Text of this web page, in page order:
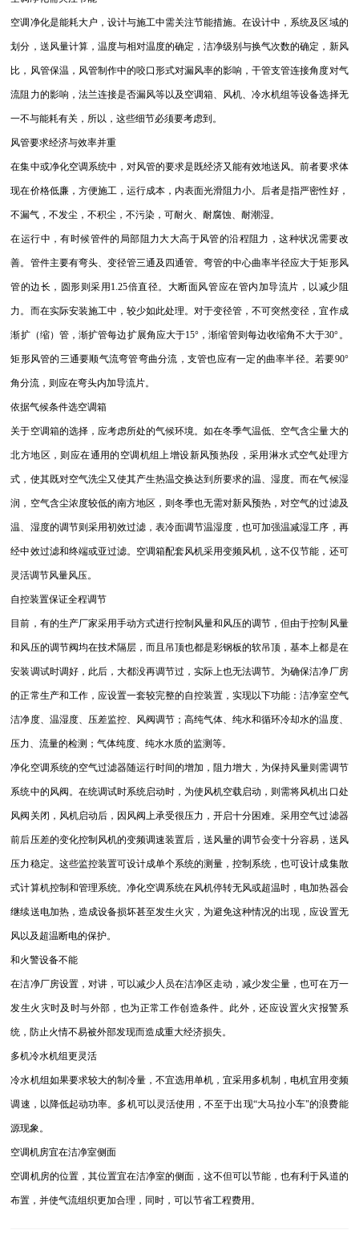
空调净化是能耗大户，设计与施工中需关注节能措施。在设计中，系统及区域的
划分，送风量计算，温度与相对温度的确定，洁净级别与换气次数的确定，新风
比，风管保温，风管制作中的咬口形式对漏风率的影响，干管支管连接角度对气
流阻力的影响，法兰连接是否漏风等以及空调箱、风机、冷水机组等设备选择无
一不与能耗有关，所以，这些细节必须要考虑到。
风管要求经济与效率并重
在集中或净化空调系统中，对风管的要求是既经济又能有效地送风。前者要求体
现在价格低廉，方便施工，运行成本，内表面光滑阻力小。后者是指严密性好，
不漏气，不发尘，不积尘，不污染，可耐火、耐腐蚀、耐潮湿。
在运行中，有时候管件的局部阻力大大高于风管的沿程阻力，这种状况需要改
善。管件主要有弯头、变径管三通及四通管。弯管的中心曲率半径应大于矩形风
管的边长，圆形则采用1.25倍直径。大断面风管应在管内加导流片，以减少阻
力。而在实际安装施工中，较少如此处理。对于变径管，不可突然变径，宜作成
渐扩（缩）管，渐扩管每边扩展角应大于15°，渐缩管则每边收缩角不大于30°。
矩形风管的三通要顺气流弯管弯曲分流，支管也应有一定的曲率半径。若要90°
角分流，则应在弯头内加导流片。
依据气候条件选空调箱
关于空调箱的选择，应考虑所处的气候环境。如在冬季气温低、空气含尘量大的
北方地区，则应在通用的空调机组上增设新风预热段，采用淋水式空气处理方
式，使其既对空气洗尘又使其产生热温交换达到所要求的温、湿度。而在气候湿
润，空气含尘浓度较低的南方地区，则冬季也无需对新风预热，对空气的过滤及
温、湿度的调节则采用初效过滤，表冷面调节温湿度，也可加强温减湿工序，再
经中效过滤和终端或亚过滤。空调箱配套风机采用变频风机，这不仅节能，还可
灵活调节风量风压。
自控装置保证全程调节
目前，有的生产厂家采用手动方式进行控制风量和风压的调节，但由于控制风量
和风压的调节阀均在技术隔层，而且吊顶也都是彩钢板的软吊顶，基本上都是在
安装调试时调好，此后，大都没再调节过，实际上也无法调节。为确保洁净厂房
的正常生产和工作，应设置一套较完整的自控装置，实现以下功能：洁净室空气
洁净度、温湿度、压差监控、风阀调节；高纯气体、纯水和循环冷却水的温度、
压力、流量的检测；气体纯度、纯水水质的监测等。
净化空调系统的空气过滤器随运行时间的增加，阻力增大，为保持风量则需调节
系统中的风阀。在统调试时系统启动时，为使风机空载启动，则需将风机出口处
风阀关闭，风机启动后，因风阀上承受很压力，开启十分困难。采用空气过滤器
前后压差的变化控制风机的变频调速装置后，送风量的调节会变十分容易，送风
压力稳定。这些监控装置可设计成单个系统的测量，控制系统，也可设计成集散
式计算机控制和管理系统。净化空调系统在风机停转无风或超温时，电加热器会
继续送电加热，造成设备损坏甚至发生火灾，为避免这种情况的出现，应设置无
风以及超温断电的保护。
和火警设备不能
在洁净厂房设置，对讲，可以减少人员在洁净区走动，减少发尘量，也可在万一
发生火灾时及时与外部，也为正常工作创造条件。此外，还应设置火灾报警系
统，防止火情不易被外部发现而造成重大经济损失。
多机冷水机组更灵活
冷水机组如果要求较大的制冷量，不宜选用单机，宜采用多机制，电机宜用变频
调速，以降低起动功率。多机可以灵活使用，不至于出现“大马拉小车"的浪费能
源现象。
空调机房宜在洁净室侧面
空调机房的位置，其位置宜在洁净室的侧面，这不但可以节能，也有利于风道的
布置，并使气流组织更加合理，同时，可以节省工程费用。